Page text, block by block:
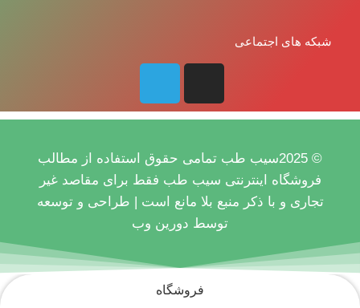
شبکه های اجتماعی
© 2025سیب طب تمامی حقوق استفاده از مطالب
فروشگاه اینترنتی سیب طب فقط برای مقاصد غیر
تجاری و با ذکر منبع بلا مانع است | طراحی و توسعه
توسط دورین وب
فروشگاه